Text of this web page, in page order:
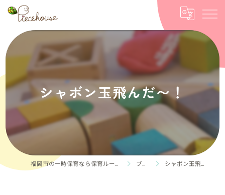
シャボン玉飛んだ〜！
ブログ シャボン玉飛んだ〜！